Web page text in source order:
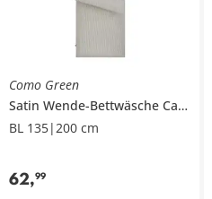
Como Green
Satin Wende-Bettwäsche Calm Stripes
BL 135|200 cm
62,99